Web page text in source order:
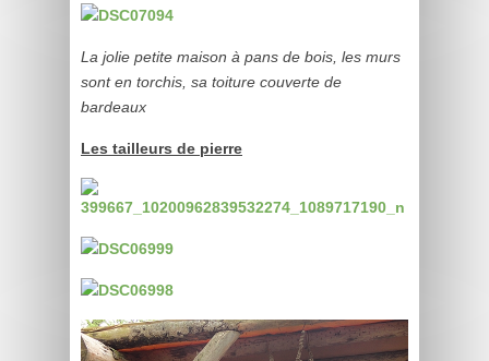
La jolie petite maison à pans de bois, les murs
sont en torchis, sa toiture couverte de
bardeaux
Les tailleurs de pierre